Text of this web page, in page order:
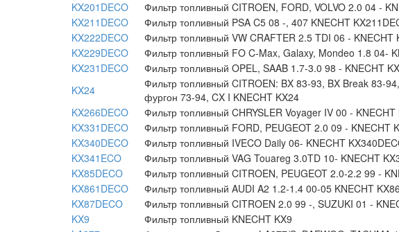
KX201DECO
Фильтр топливный CITROEN, FORD, VOLVO 2.0 04 -
KX211DECO
Фильтр топливный PSA C5 08 -, 407 KNECHT
KX222DECO
Фильтр топливный VW CRAFTER 2.5 TDI 06 - KNECHT
KX229DECO
Фильтр топливный FO C-Max, Galaxy, Mondeo 1.8 04-
KX231DECO
Фильтр топливный OPEL, SAAB 1.7-3.0 98 - KNECHT
KX24
Фильтр топливный CITROEN: BX 83-93, BX Break 83-
фургон 73-94, CX I KNECHT KX24
KX266DECO
Фильтр топливный CHRYSLER Voyager IV 00 -
KX331DECO
Фильтр топливный FORD, PEUGEOT 2.0 09 - KNECHT
KX340DECO
Фильтр топливный IVECO Daily 06- KNECHT
KX341ECO
Фильтр топливный VAG Touareg 3.0TD 10- KNECHT
KX85DECO
Фильтр топливный CITROEN, PEUGEOT 2.0-2.2 99 -
KX861DECO
Фильтр топливный AUDI A2 1.2-1.4 00-05 KNECHT
KX87DECO
Фильтр топливный CITROEN 2.0 99 -, SUZUKI 01 -
KX9
Фильтр топливный KNECHT KX9